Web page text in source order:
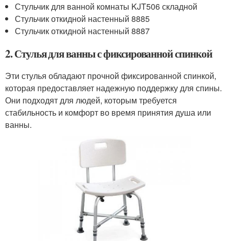
Стульчик для ванной комнаты KJT506 складной
Стульчик откидной настенный 8885
Стульчик откидной настенный 8887
2. Стулья для ванны с фиксированной спинкой
Эти стулья обладают прочной фиксированной спинкой,
которая предоставляет надежную поддержку для спины.
Они подходят для людей, которым требуется
стабильность и комфорт во время принятия душа или
ванны.